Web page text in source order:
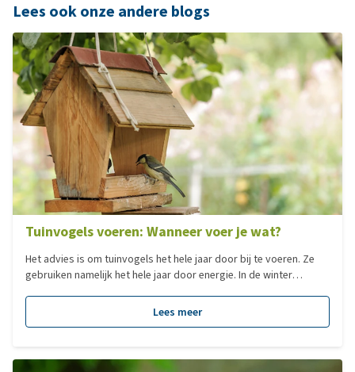
Lees ook onze andere blogs
Tuinvogels voeren: Wanneer voer je wat?
Het advies is om tuinvogels het hele jaar door bij te voeren. Ze
gebruiken namelijk het hele jaar door energie. In de winter
het voorjaar is energie nodig voor het nestelen en het leggen van
eieren en het grootbrengen van de jongen. In de herfst moeten
Lees meer